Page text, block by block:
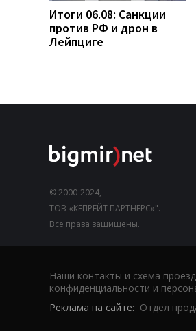
Итоги 06.08: Санкции
против РФ и дрон в
Лейпциге
© 2000-2024,
ТОВ «КЕПРЕЙТ ПАРТНЕРС»".
Все права защищены.
Наши контакты и схема
конфиденциальности и
Реклама на сайте: Отдел